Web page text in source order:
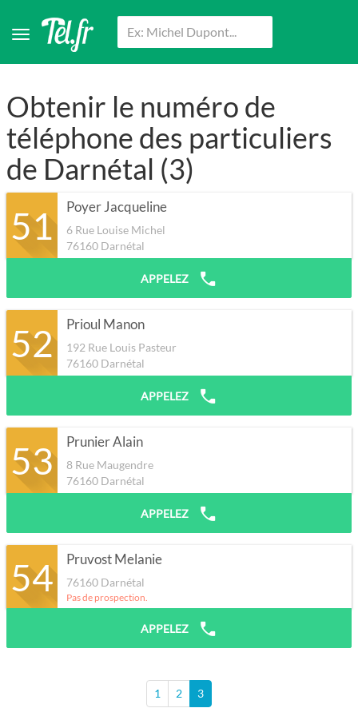
Obtenir le numéro de
téléphone des particuliers
de Darnétal (3)
51 Poyer Jacqueline
6 Rue Louise Michel
76160 Darnétal
APPELEZ
52 Prioul Manon
192 Rue Louis Pasteur
76160 Darnétal
APPELEZ
53 Prunier Alain
8 Rue Maugendre
76160 Darnétal
APPELEZ
54 Pruvost Melanie
76160 Darnétal
Pas de prospection.
APPELEZ
1 2 3